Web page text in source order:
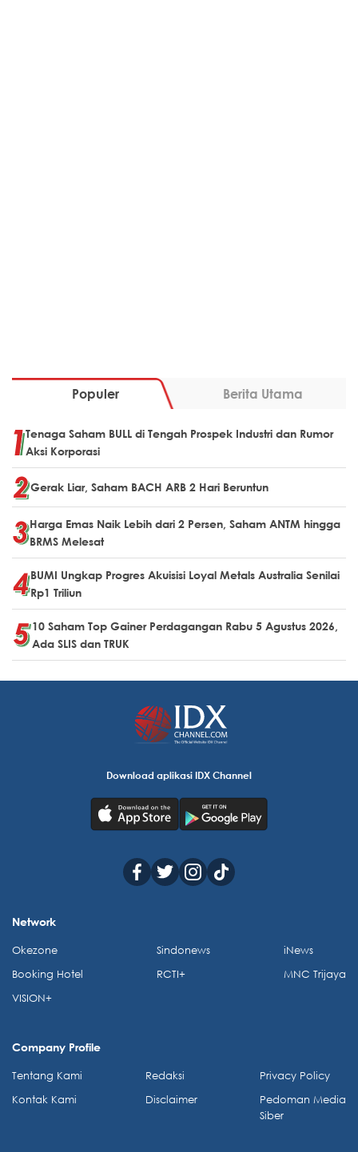
Populer Berita Utama
Tenaga Saham BULL di Tengah Prospek Industri dan Rumor
Aksi Korporasi
Gerak Liar, Saham BACH ARB 2 Hari Beruntun
Harga Emas Naik Lebih dari 2 Persen, Saham ANTM hingga
BRMS Melesat
BUMI Ungkap Progres Akuisisi Loyal Metals Australia Senilai
Rp1 Triliun
10 Saham Top Gainer Perdagangan Rabu 5 Agustus 2026,
Ada SLIS dan TRUK
Download aplikasi IDX Channel
Network
Okezone
Booking Hotel
VISION+
Sindonews
RCTI+
iNews
MNC Trijaya
Company Profile
Tentang Kami
Kontak Kami
Redaksi
Disclaimer
Privacy Policy
Pedoman Media
Siber